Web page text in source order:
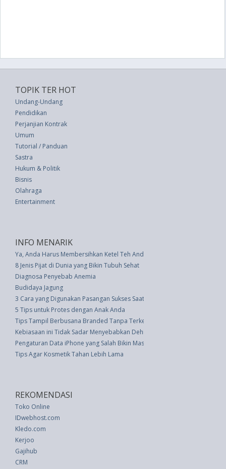
TOPIK TER HOT
Undang-Undang
Pendidikan
Perjanjian Kontrak
Umum
Tutorial / Panduan
Sastra
Hukum & Politik
Bisnis
Olahraga
Entertainment
INFO MENARIK
Ya, Anda Harus Membersihkan Ketel Teh Anda�Begini Caranya
8 Jenis Pijat di Dunia yang Bikin Tubuh Sehat
Diagnosa Penyebab Anemia
Budidaya Jagung
3 Cara yang Digunakan Pasangan Sukses Saat Mereka Bertengkar
5 Tips untuk Protes dengan Anak Anda
Tips Tampil Berbusana Branded Tanpa Terkesan Murahan
Kebiasaan ini Tidak Sadar Menyebabkan Dehidrasi
Pengaturan Data iPhone yang Salah Bikin Masa Pakai Baterai Cepat
Tips Agar Kosmetik Tahan Lebih Lama
REKOMENDASI
Toko Online
IDwebhost.com
Kledo.com
Kerjoo
Gajihub
CRM